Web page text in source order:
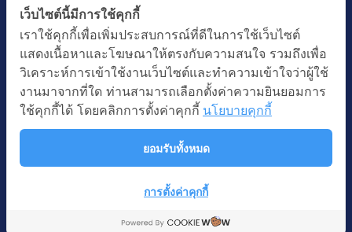
อาคารพาณิชย์ ตึกแถว
ที่ดินเปล่า
อพาร์ทเม้นท์ หอพัก
ออฟฟิต สำนักงาน
โรงงาน โกดัง
โรงแรม รีสอร์ท
บางนา รามคำแหง 2
ปทุมธานี รังสิต ลำลูกกา
นนทบุรี บางใหญ่ บางบัวทอง
พระราม 9
อ่อนนุช ปุณณวิถี
รัชดาภิเษก ห้วยขวาง
ห้าแยกลาดพร้าว
ทำเล BTS ยอดนิยม
BTS ทองหล่อ
BTS เอกมัย
BTS พร้อมพงษ์
BTS อ่อนนุช
ทำเล MRT ยอดนิยม
MRT เพชรบุรี
MRT พระราม 9
MRT พหลโยธิน
คำค้นยอดนิยม
บ้านมือสอง
ซื้อบ้าน ขายบ้าน
นโยบายการใช้คุกกี้
สงวนลิขสิทธิ โดยบริษัท บางกอก แอสเซท อินเตอร์กรุ๊ป จำกัด (มหาชน).
เว็บไซต์นี้มีการใช้คุกกี้
เราใช้คุกกี้เพื่อเพิ่มประสบการณ์ที่ดีในการใช้เว็บไซต์
แสดงเนื้อหาและโฆษณาให้ตรงกับความสนใจ รวมถึงเพื่อ
วิเคราะห์การเข้าใช้งานเว็บไซต์และทำความเข้าใจว่าผู้ใช้
งานมาจากที่ใด ท่านสามารถเลือกตั้งค่าความยินยอมการ
ใช้คุกกี้ได้ โดยคลิกการตั้งค่าคุกกี้ นโยบายคุกกี้
ยอมรับทั้งหมด
การตั้งค่าคุกกี้